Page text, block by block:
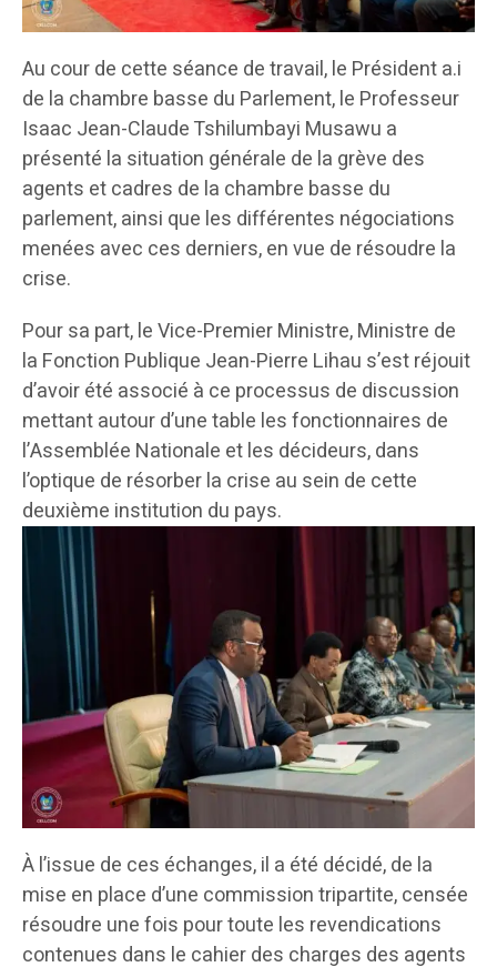
Au cour de cette séance de travail, le Président a.i
de la chambre basse du Parlement, le Professeur
Isaac Jean-Claude Tshilumbayi Musawu a
présenté la situation générale de la grève des
agents et cadres de la chambre basse du
parlement, ainsi que les différentes négociations
menées avec ces derniers, en vue de résoudre la
crise.
Pour sa part, le Vice-Premier Ministre, Ministre de
la Fonction Publique Jean-Pierre Lihau s’est réjouit
d’avoir été associé à ce processus de discussion
mettant autour d’une table les fonctionnaires de
l’Assemblée Nationale et les décideurs, dans
l’optique de résorber la crise au sein de cette
deuxième institution du pays.
À l’issue de ces échanges, il a été décidé, de la
mise en place d’une commission tripartite, censée
résoudre une fois pour toute les revendications
contenues dans le cahier des charges des agents